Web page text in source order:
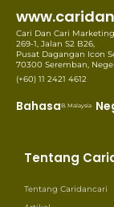
Cari Dan Cari Marketing
269-1, Jalan S2 B26,
Pusat Dagangan Icon
70300 Seremban,
(+60) 11 2421 4612
BahasaB. Malaysia
Tentang
Tentang Caridancari